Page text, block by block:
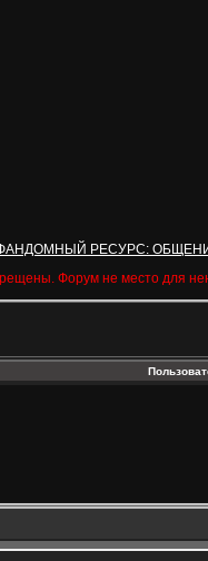
РЕСУРС:
Форум не место для